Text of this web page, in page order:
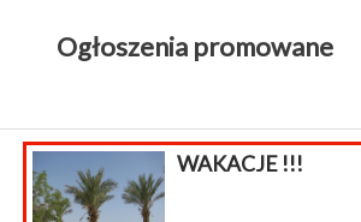
Ogłoszenia promowane
WAKACJE !!!